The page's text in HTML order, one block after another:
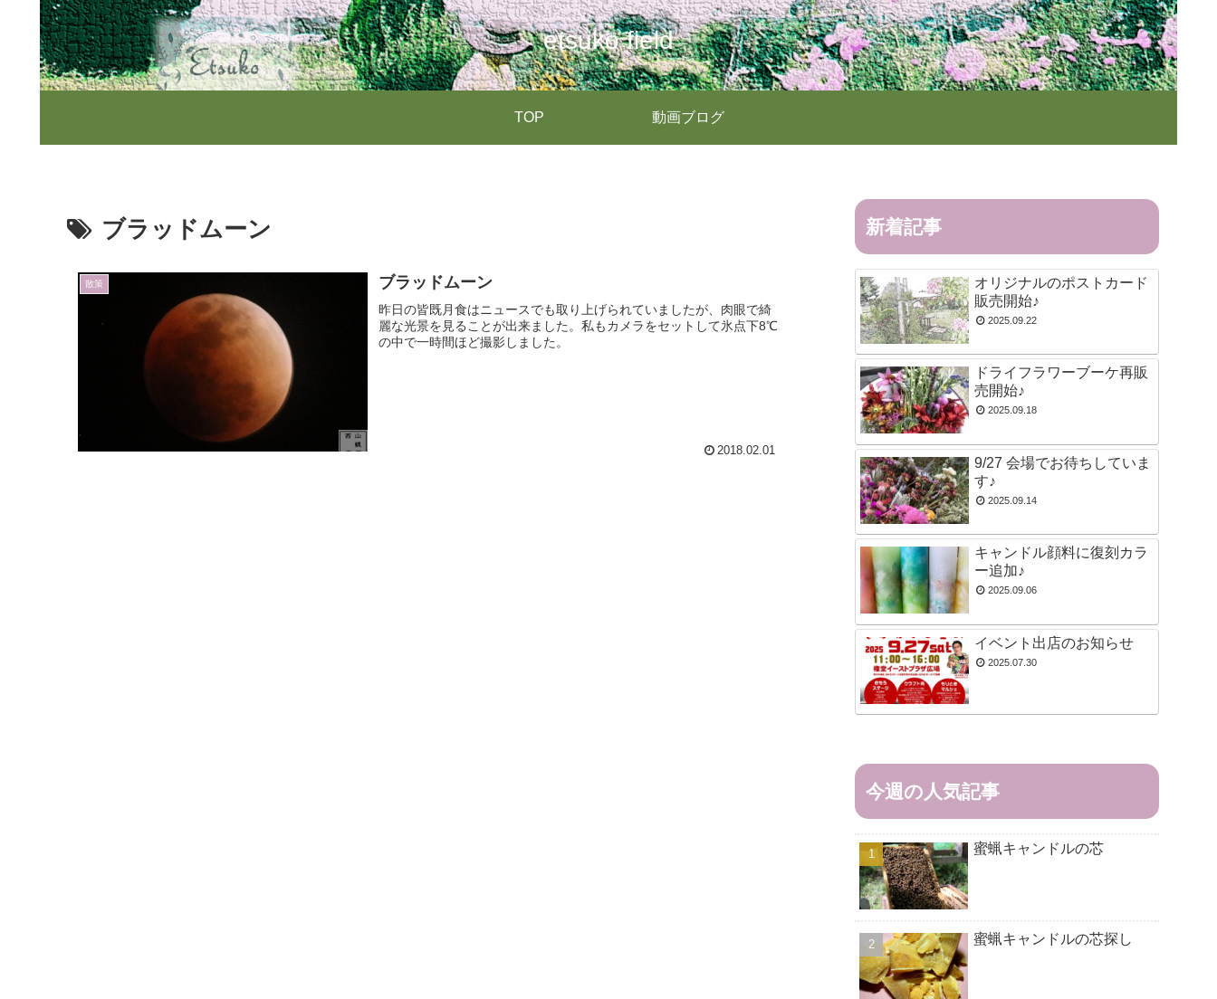
etsuko field
TOP 動画ブログ
ブラッドムーン
散策 ブラッドムーン
昨日の皆既月食はニュースでも取り上げられていましたが、肉眼で綺
麗な光景を見ることが出来ました。私もカメラをセットして氷点下8℃
の中で一時間ほど撮影しました。
2018.02.01
新着記事
オリジナルのポストカード
販売開始♪
2025.09.22
ドライフラワーブーケ再販
売開始♪
2025.09.18
9/27 会場でお待ちしていま
す♪
2025.09.14
キャンドル顔料に復刻カラ
ー追加♪
2025.09.06
イベント出店のお知らせ
2025.07.30
今週の人気記事
蜜蝋キャンドルの芯
蜜蝋キャンドルの芯探し